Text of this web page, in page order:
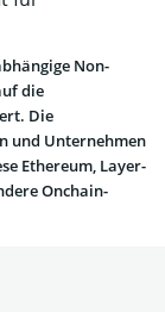
Non-
die
Die
und Unternehmen
Ethereum, Layer-
Onchain-